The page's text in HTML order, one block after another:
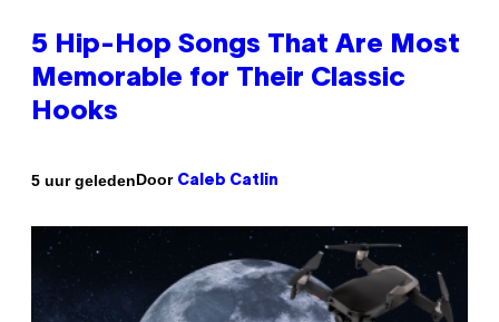
5 Hip-Hop Songs That Are Most
Memorable for Their Classic
Hooks
5 uur geledenDoor Caleb Catlin